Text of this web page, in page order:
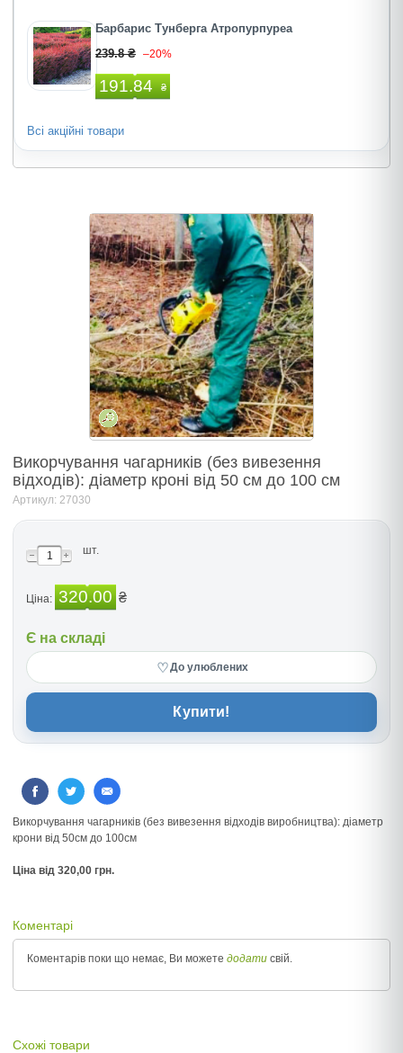
Барбарис Тунберга Атропурпуреа
239.8 ₴ –20%
191.84 ₴
Всі акційні товари
Викорчування чагарників (без вивезення
відходів): діаметр кроні від 50 см до 100 см
Артикул: 27030
шт.
Ціна: 320.00 ₴
Є на складі
♡До улюблених
Купити!
Викорчування чагарників (без вивезення відходів виробництва): діаметр
крони від 50см до 100см
Цiна вiд 320,00 грн.
Коментарі
Коментарів поки що немає, Ви можете додати свій.
Схожі товари